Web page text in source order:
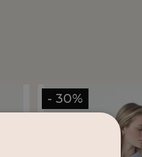
- 30%